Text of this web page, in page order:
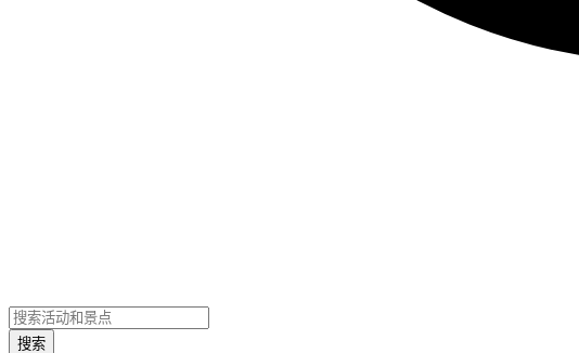
搜索